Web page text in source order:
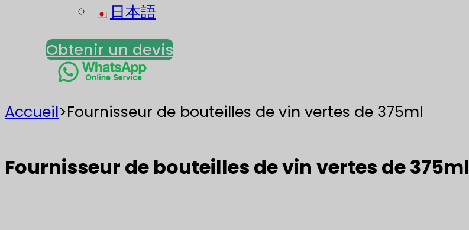
日本語
Obtenir un devis
Accueil>Fournisseur de bouteilles de vin vertes de 375ml
Fournisseur de bouteilles de vin vertes de 375ml